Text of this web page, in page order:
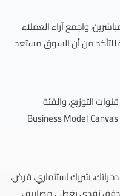
واجمع آراء العملاء
للتأكد من أن السوق مستعد
التوزيع، والفئة
المستهدفة. يمكنك استخدام أدوات مثل Business Model Canvas
شريك استثماري، قرض،